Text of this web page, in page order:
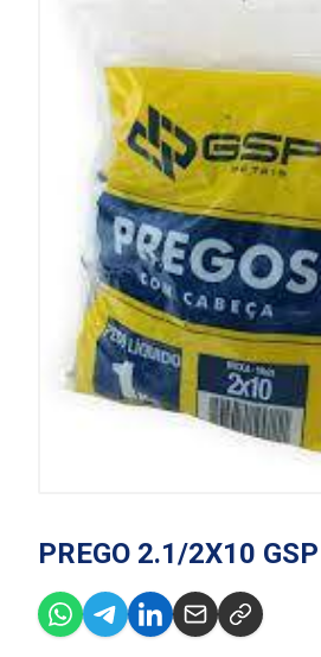
PREGO 2.1/2X10 GSP